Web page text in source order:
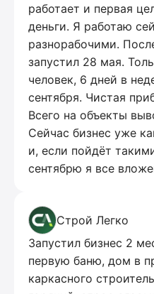
работает и первая
деньги. Я работаю
разнорабочими.
запустил 28 мая.
человек, 6 дней в
сентября. Чистая
Всего на объекты
Сейчас бизнес уже
и, если пойдёт
сентябрю я все
Строй Легко
Запустил бизнес 2
первую баню, дом в
каркасного